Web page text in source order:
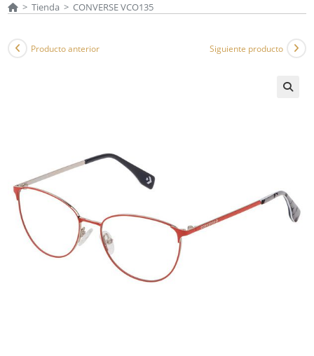
> Tienda > CONVERSE VCO135
Producto anterior Siguiente producto